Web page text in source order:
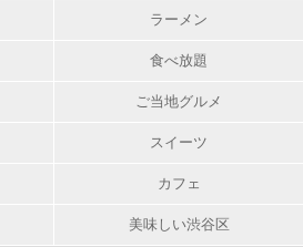
ラーメン
食べ放題
ご当地グルメ
スイーツ
カフェ
美味しい渋谷区